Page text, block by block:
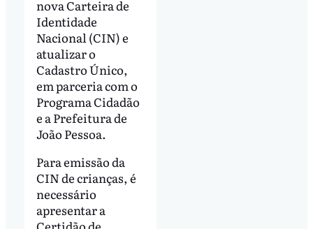
nova Carteira de
Identidade
Nacional (CIN) e
atualizar o
Cadastro Único,
em parceria com o
Programa Cidadão
e a Prefeitura de
João Pessoa.
Para emissão da
CIN de crianças, é
necessário
apresentar a